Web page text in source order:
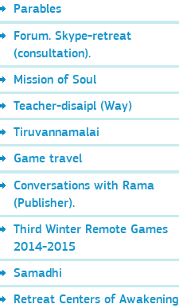
Parables
Forum. Skype-retreat
(consultation).
Mission of Soul
Teacher-disaipl (Way)
Tiruvannamalai
Game travel
Conversations with Rama
(Publisher).
Third Winter Remote Games
2014-2015
Samadhi
Retreat Centers of Awakening